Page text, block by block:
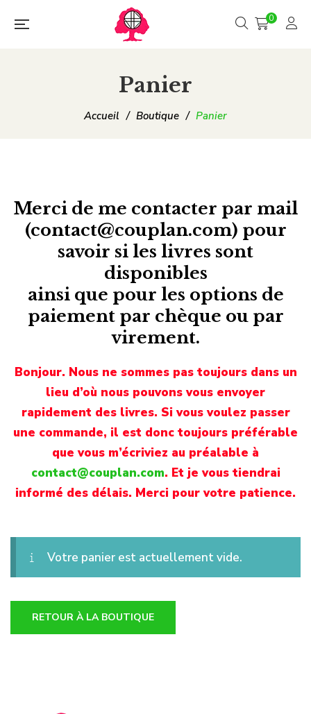
0
Panier
Accueil / Boutique / Panier
Merci de me contacter par mail
(contact@couplan.com) pour
savoir si les livres sont
disponibles
ainsi que pour les options de
paiement par chèque ou par
virement.
Bonjour. Nous ne sommes pas toujours dans un
lieu d’où nous pouvons vous envoyer
rapidement des livres. Si vous voulez passer
une commande, il est donc toujours préférable
que vous m’écriviez au préalable à
contact@couplan.com. Et je vous tiendrai
informé des délais. Merci pour votre patience.
Votre panier est actuellement vide.
RETOUR À LA BOUTIQUE